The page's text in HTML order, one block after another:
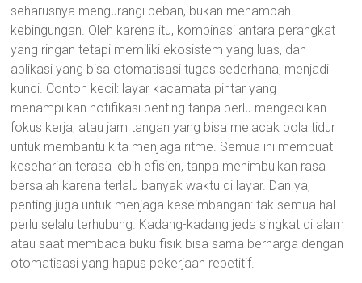
seharusnya mengurangi beban, bukan menambah
kebingungan. Oleh karena itu, kombinasi antara perangkat
yang ringan tetapi memiliki ekosistem yang luas, dan
aplikasi yang bisa otomatisasi tugas sederhana, menjadi
kunci. Contoh kecil: layar kacamata pintar yang
menampilkan notifikasi penting tanpa perlu mengecilkan
fokus kerja, atau jam tangan yang bisa melacak pola tidur
untuk membantu kita menjaga ritme. Semua ini membuat
keseharian terasa lebih efisien, tanpa menimbulkan rasa
bersalah karena terlalu banyak waktu di layar. Dan ya,
penting juga untuk menjaga keseimbangan: tak semua hal
perlu selalu terhubung. Kadang-kadang jeda singkat di alam
atau saat membaca buku fisik bisa sama berharga dengan
otomatisasi yang hapus pekerjaan repetitif.